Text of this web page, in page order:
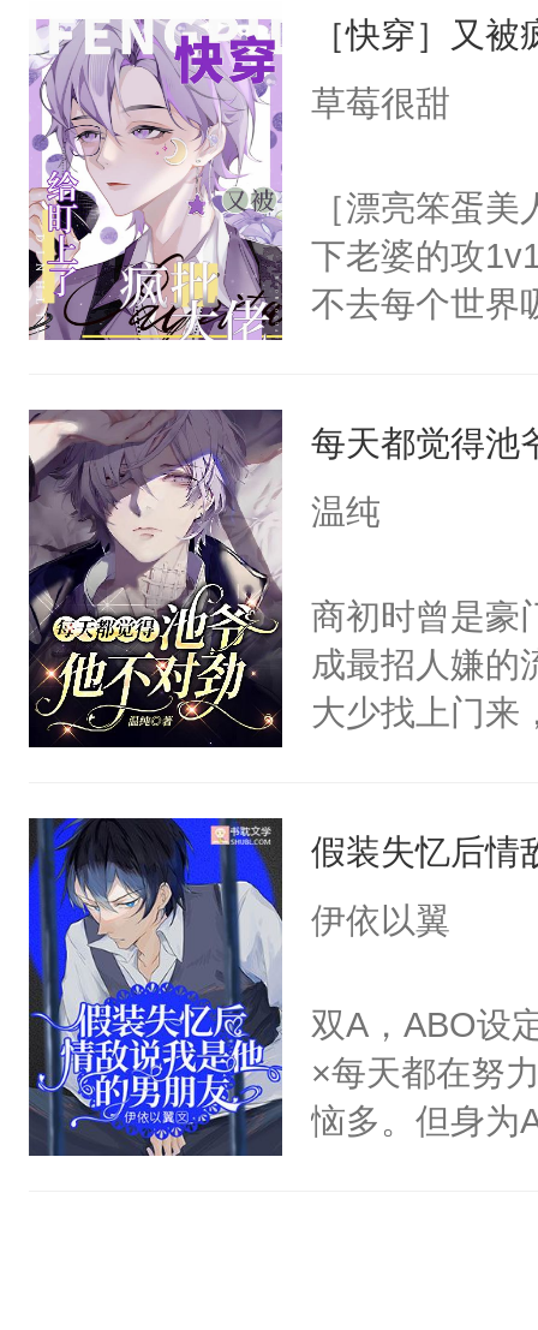
缓行驶在柏
郁白淡漠的收
立的小白杨
后。系统:好
呵。后来——
里:“宝贝，我
徒弟的手，步
边，你哪里
郁白的下巴将
人压在马棚闷
狂，“你跑不
亲一亲你。
上说不要，心
多就是伪强制
［快穿］又
草莓很甜
［漂亮笨蛋
下老婆的攻
不去每个世界
从闻家讨回去
背，眼里是致
离开。”-骨子
秘密，低声笑
原来是在偷
的孩子，才能
控了一切，眼
哪里跑？不乖
笙眼角发红，
们的爱都很变
注定成为自己
是自己的味道
每天都觉得池
温纯
商初时曾是豪
成最招人嫌的
大少找上门来
仓皇逃窜，从
少商初时，多
初时一朝沦为
还。订婚宴上
敢出现在他眼
边看到两个粉
假装失忆后情
伊依以翼
双A，ABO设
×每天都在努
恼多。但身为